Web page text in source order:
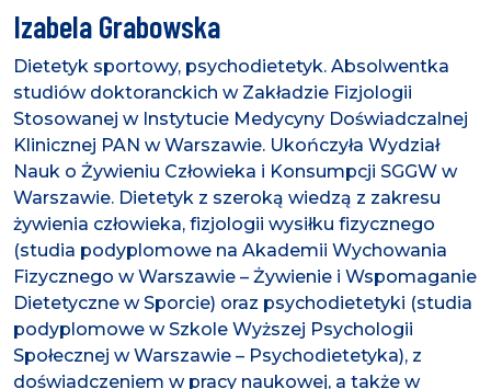
Izabela Grabowska
Dietetyk sportowy, psychodietetyk. Absolwentka
studiów doktoranckich w Zakładzie Fizjologii
Stosowanej w Instytucie Medycyny Doświadczalnej
Klinicznej PAN w Warszawie. Ukończyła Wydział
Nauk o Żywieniu Człowieka i Konsumpcji SGGW w
Warszawie. Dietetyk z szeroką wiedzą z zakresu
żywienia człowieka, fizjologii wysiłku fizycznego
(studia podyplomowe na Akademii Wychowania
Fizycznego w Warszawie – Żywienie i Wspomaganie
Dietetyczne w Sporcie) oraz psychodietetyki (studia
podyplomowe w Szkole Wyższej Psychologii
Społecznej w Warszawie – Psychodietetyka), z
doświadczeniem w pracy naukowej, a także w